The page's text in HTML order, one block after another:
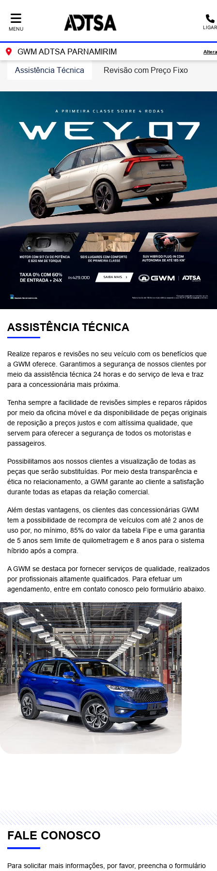
MENU LIGAR
GWM ADTSA PARNAMIRIM
Assistência Técnica Revisão com Preço Fixo
ASSISTÊNCIA TÉCNICA
Realize reparos e revisões no seu veículo com os benefícios que
a GWM oferece. Garantimos a segurança de nossos clientes por
meio da assistência técnica 24 horas e do serviço de leva e traz
para a concessionária mais próxima.
Tenha sempre a facilidade de revisões simples e reparos rápidos
por meio da oficina móvel e da disponibilidade de peças originais
de reposição a preços justos e com altíssima qualidade, que
servem para oferecer a segurança de todos os motoristas e
passageiros.
Possibilitamos aos nossos clientes a visualização de todas as
peças que serão substituídas. Por meio desta transparência e
ética no relacionamento, a GWM garante ao cliente a satisfação
durante todas as etapas da relação comercial.
Além destas vantagens, os clientes das concessionárias GWM
tem a possibilidade de recompra de veículos com até 2 anos de
uso por, no mínimo, 85% do valor da tabela Fipe e uma garantia
de 5 anos sem limite de quilometragem e 8 anos para o sistema
híbrido após a compra.
A GWM se destaca por fornecer serviços de qualidade, realizados
por profissionais altamente qualificados. Para efetuar um
agendamento, entre em contato conosco pelo formulário abaixo.
FALE CONOSCO
Para solicitar mais informações, por favor, preencha o formulário